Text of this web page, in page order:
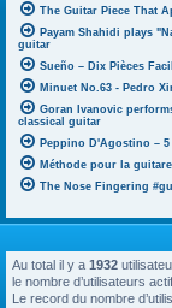
The Guitar Piece That
Payam Shahidi plays
guitar
Sueño – Dix Pièces
Minuet No.63 - Pedro
Goran Ivanovic
classical guitar
Peppino D'Agostino –
Méthode pour la
The Nose Fingering
Au total il y a 1932
le nombre d’utilisateurs
Le record du nombre